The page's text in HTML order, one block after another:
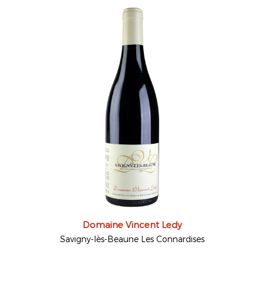
Domaine Vincent Ledy
Savigny-lès-Beaune Les Connardises